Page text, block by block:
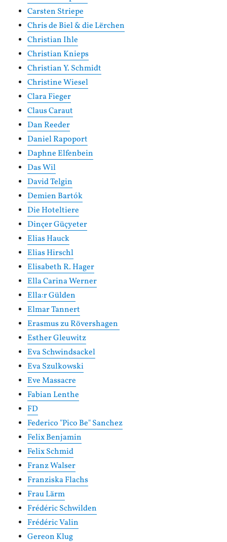
Carsten Striepe
Chris de Biel & die Lërchen
Christian Ihle
Christian Knieps
Christian Y. Schmidt
Christine Wiesel
Clara Fieger
Claus Caraut
Dan Reeder
Daniel Rapoport
Daphne Elfenbein
Das Wil
David Telgin
Demien Bartók
Die Hoteltiere
Dinçer Güçyeter
Elias Hauck
Elias Hirschl
Elisabeth R. Hager
Ella Carina Werner
Ella:r Gülden
Elmar Tannert
Erasmus zu Rövershagen
Esther Gleuwitz
Eva Schwindsackel
Eva Szulkowski
Eve Massacre
Fabian Lenthe
FD
Federico "Pico Be" Sanchez
Felix Benjamin
Felix Schmid
Franz Walser
Franziska Flachs
Frau Lärm
Frédéric Schwilden
Frédéric Valin
Gereon Klug